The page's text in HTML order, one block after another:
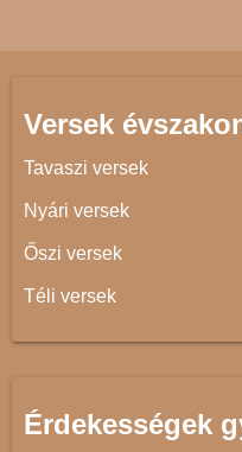
Versek
Tavaszi versek
Nyári versek
Őszi versek
Téli versek
Érdekességek